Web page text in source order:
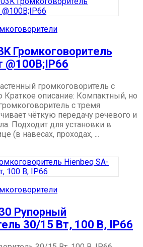
Громкоговоритель
@100В;IP66
громкоговоритель с
описание: Компактный, но
с тремя
чёткую передачу речевого и
Подходит для установки в
(в навесах, проходах, ...
Рупорный
30/15 Вт, 100 В, IP66